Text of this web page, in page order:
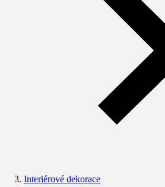
Interiérové dekorace